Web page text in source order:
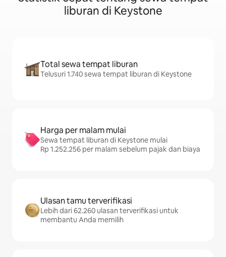
liburan di Keystone
Total sewa tempat liburan
Telusuri 1.740 sewa tempat liburan di Keystone
Harga per malam mulai
Sewa tempat liburan di Keystone mulai
Rp 1.252.256 per malam sebelum pajak dan biaya
Ulasan tamu terverifikasi
Lebih dari 62.260 ulasan terverifikasi untuk
membantu Anda memilih